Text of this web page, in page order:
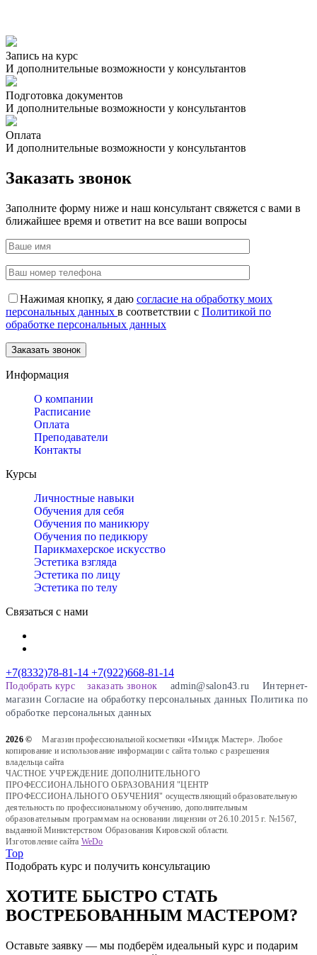
Запись на курс
И дополнительные возможности у консультантов
Подготовка документов
И дополнительные возможности у консультантов
Оплата
И дополнительные возможности у консультантов
Заказать звонок
Заполните форму ниже и наш консультант свяжется с вами в
ближайшее время и ответит на все ваши вопросы
Нажимая кнопку, я даю согласие на обработку моих
персональных данных в соответствии с Политикой по
обработке персональных данных
Информация
О компании
Расписание
Оплата
Преподаватели
Контакты
Курсы
Личностные навыки
Обучения для себя
Обучения по маникюру
Обучения по педикюру
Парикмахерское искусство
Эстетика взгляда
Эстетика по лицу
Эстетика по телу
Связаться с нами
+7(8332)78-81-14 +7(922)668-81-14
Подобрать курс заказать звонок admin@salon43.ru
Интернет-
магазинCогласие на обработку персональных данныхПолитика по
обработке персональных данных
2026 ©
Магазин профессиональной косметики «Имидж Мастер». Любое
копирование и использование информации с сайта только с разрешения
владельца сайта
ЧАСТНОЕ УЧРЕЖДЕНИЕ ДОПОЛНИТЕЛЬНОГО
ПРОФЕССИОНАЛЬНОГО ОБРАЗОВАНИЯ "ЦЕНТР
ПРОФЕССИОНАЛЬНОГО ОБУЧЕНИЯ" осуществляющий образовательную
деятельность по профессиональному обучению, дополнительным
образовательным программам на основании лицензии от 26.10.2015 г. №1567,
выданной Министерством Образования Кировской области.
Изготовление сайта WeDo
Top
Подобрать курс и получить консультацию
ХОТИТЕ БЫСТРО СТАТЬ
ВОСТРЕБОВАННЫМ МАСТЕРОМ?
Оставьте заявку — мы подберём идеальный курс и подарим